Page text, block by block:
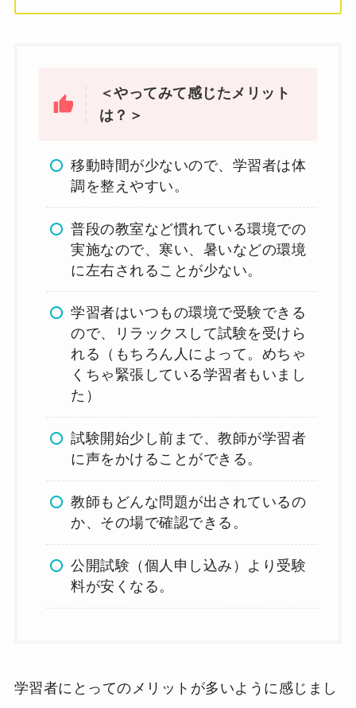
＜やってみて感じたメリット
は？＞
移動時間が少ないので、学習者は体
調を整えやすい。
普段の教室など慣れている環境での
実施なので、寒い、暑いなどの環境
に左右されることが少ない。
学習者はいつもの環境で受験できる
ので、リラックスして試験を受けら
れる（もちろん人によって。めちゃ
くちゃ緊張している学習者もいまし
た）
試験開始少し前まで、教師が学習者
に声をかけることができる。
教師もどんな問題が出されているの
か、その場で確認できる。
公開試験（個人申し込み）より受験
料が安くなる。
学習者にとってのメリットが多いように感じまし